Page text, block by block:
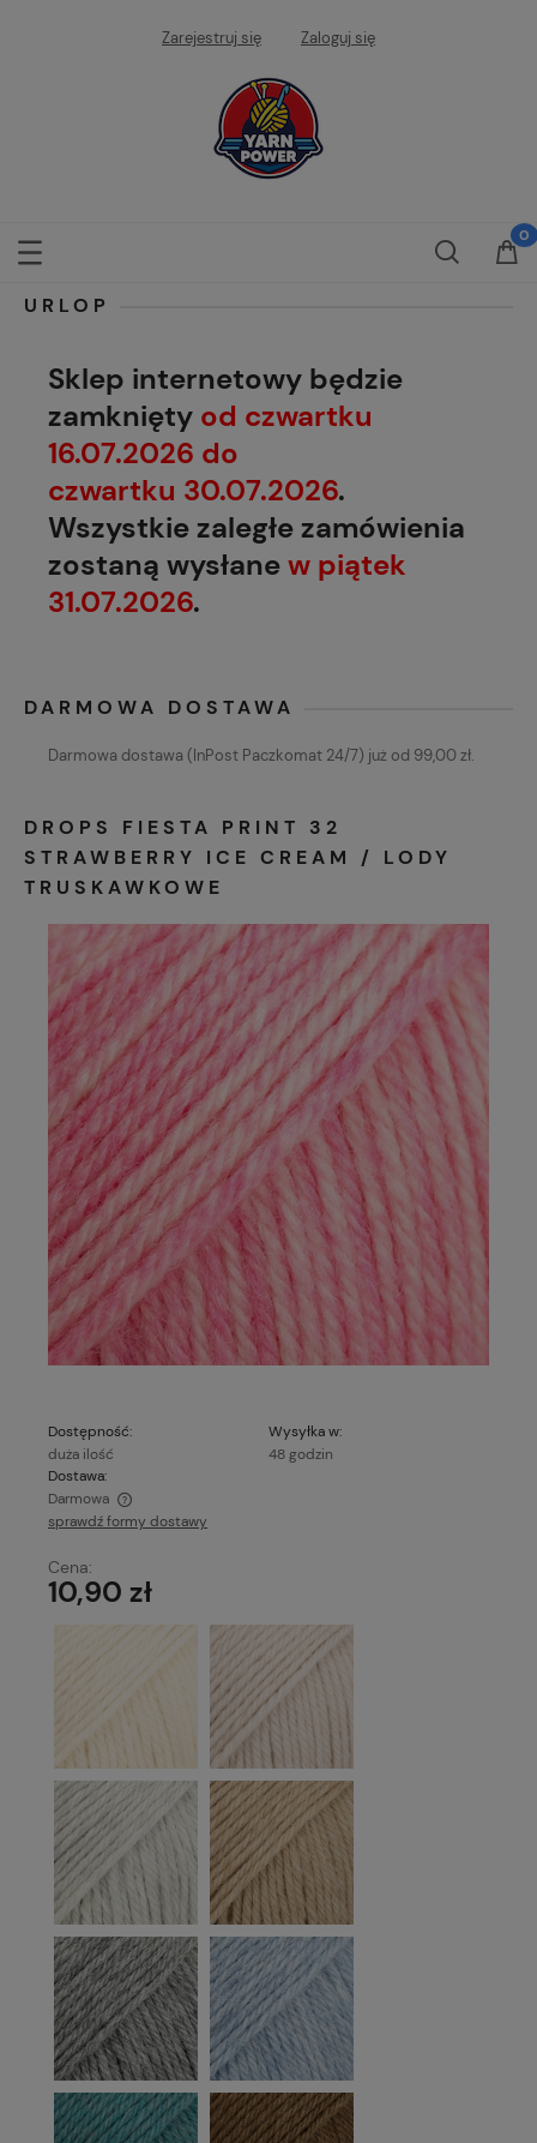
Zarejestruj się Zaloguj się
URLOP
Sklep internetowy będzie
zamknięty od czwartku
16.07.2026 do
czwartku 30.07.2026.
Wszystkie zaległe zamówienia
zostaną wysłanew piątek
31.07.2026.
DARMOWA DOSTAWA
Darmowa dostawa (InPost Paczkomat 24/7) już od 99,00 zł.
DROPS FIESTA PRINT 32
STRAWBERRY ICE CREAM / LODY
TRUSKAWKOWE
Dostępność:
duża ilość
Wysyłka w:
48 godzin
Dostawa:
Darmowa
Cena nie zawiera ewentualnych kosztów płatności
sprawdź formy dostawy
Cena:
10,90 zł